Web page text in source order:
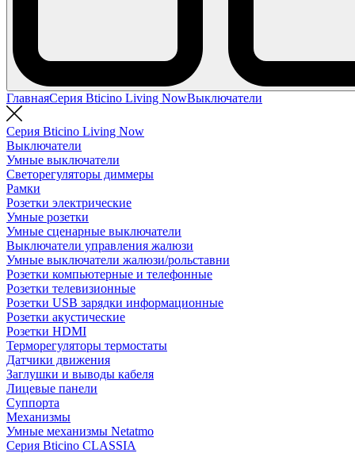
ГлавнаяСерия Bticino Living NowВыключатели
Серия Bticino Living Now
Выключатели
Умные выключатели
Светорегуляторы диммеры
Рамки
Розетки электрические
Умные розетки
Умные сценарные выключатели
Выключатели управления жалюзи
Умные выключатели жалюзи/рольставни
Розетки компьютерные и телефонные
Розетки телевизионные
Розетки USB зарядки информационные
Розетки акустические
Розетки HDMI
Терморегуляторы термостаты
Датчики движения
Заглушки и выводы кабеля
Лицевые панели
Суппорта
Механизмы
Умные механизмы Netatmo
Серия Bticino CLASSIA